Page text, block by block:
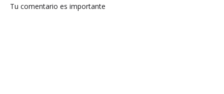
Tu comentario es importante